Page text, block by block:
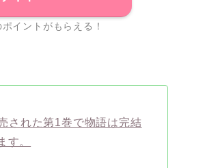
イントがもらえる！
された第1巻で物語は完結
す。